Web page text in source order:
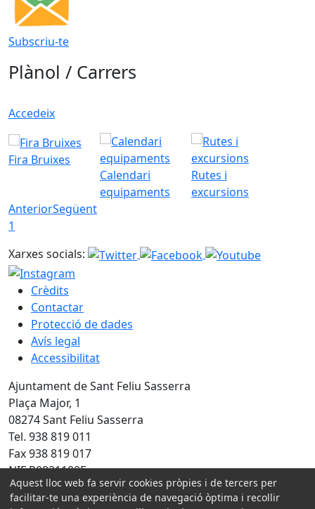
Subscriu-te
Plànol / Carrers
Accedeix
Fira Bruixes
Calendari
equipaments
Rutes i
excursions
AnteriorSegüent
1
Xarxes socials:
Crèdits
Contactar
Protecció de dades
Avís legal
Accessibilitat
Ajuntament de Sant Feliu Sasserra
Plaça Major, 1
08274 Sant Feliu Sasserra
Tel. 938 819 011
Fax 938 819 017
NIF P0821100E
Amb la col·laboració de:
Aquest lloc web fa servir cookies pròpies i de tercers per
facilitar-te una experiència de navegació òptima i recollir